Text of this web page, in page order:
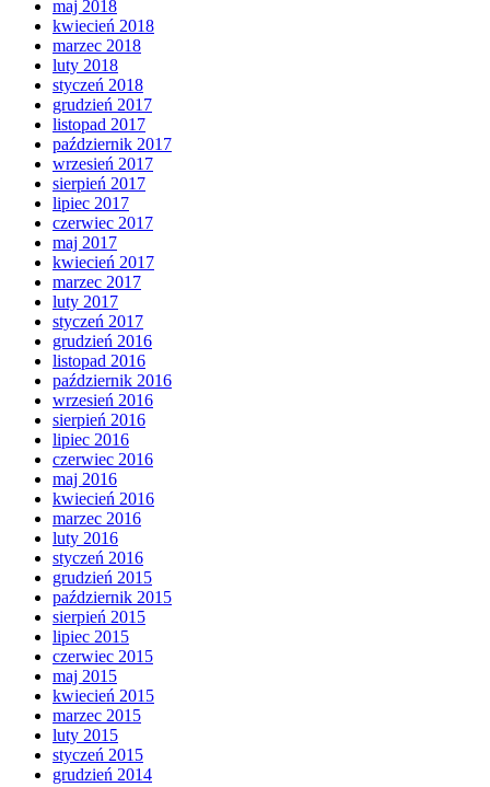
maj 2018
kwiecień 2018
marzec 2018
luty 2018
styczeń 2018
grudzień 2017
listopad 2017
październik 2017
wrzesień 2017
sierpień 2017
lipiec 2017
czerwiec 2017
maj 2017
kwiecień 2017
marzec 2017
luty 2017
styczeń 2017
grudzień 2016
listopad 2016
październik 2016
wrzesień 2016
sierpień 2016
lipiec 2016
czerwiec 2016
maj 2016
kwiecień 2016
marzec 2016
luty 2016
styczeń 2016
grudzień 2015
październik 2015
sierpień 2015
lipiec 2015
czerwiec 2015
maj 2015
kwiecień 2015
marzec 2015
luty 2015
styczeń 2015
grudzień 2014